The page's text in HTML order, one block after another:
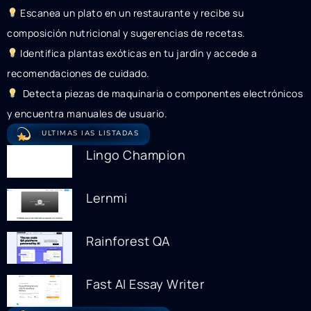
Escanea un plato en un restaurante y recibe su
composición nutricional y sugerencias de recetas.
Identifica plantas exóticas en tu jardín y accede a
recomendaciones de cuidado.
Detecta piezas de maquinaria o componentes electrónicos
y encuentra manuales de usuario.
ULTIMAS IAS LISTADAS
Lingo Champion
Lernmi
Rainforest QA
Fast AI Essay Writer